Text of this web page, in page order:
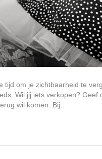
om je zichtbaarheid te
Wil jij iets verkopen? Geef
wil komen. Bij…